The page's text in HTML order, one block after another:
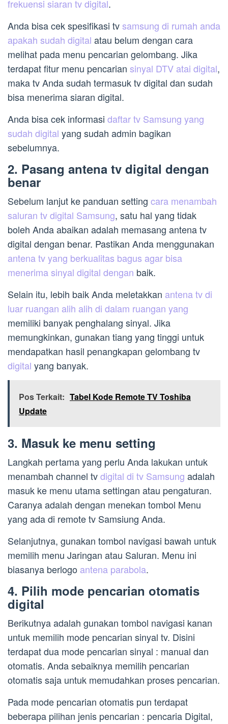
frekuensi siaran tv digital.
Anda bisa cek spesifikasi tvsamsung di rumah anda
apakah sudah digital atau belum dengan cara
melihat pada menu pencarian gelombang. Jika
terdapat fitur menu pencarian sinyal DTV atai digital,
maka tv Anda sudah termasuk tv digital dan sudah
bisa menerima siaran digital.
Anda bisa cek informasi daftar tv Samsung yang
sudah digital yang sudah admin bagikan
sebelumnya.
2. Pasang antena tv digital dengan
benar
Sebelum lanjut ke panduan setting cara menambah
saluran tv digital Samsung, satu hal yang tidak
boleh Anda abaikan adalah memasang antena tv
digital dengan benar. Pastikan Anda menggunakan
antena tv yang berkualitas bagus agar bisa
menerima sinyal digital dengan baik.
Selain itu, lebih baik Anda meletakkan antena tv di
luar ruangan alih alih di dalam ruangan yang
memiliki banyak penghalang sinyal. Jika
memungkinkan, gunakan tiang yang tinggi untuk
mendapatkan hasil penangkapan gelombang tv
digital yang banyak.
Pos Terkait: Tabel Kode Remote TV Toshiba
Update
3. Masuk ke menu setting
Langkah pertama yang perlu Anda lakukan untuk
menambah channel tvdigital di tv Samsung adalah
masuk ke menu utama settingan atau pengaturan.
Caranya adalah dengan menekan tombol Menu
yang ada di remote tv Samsiung Anda.
Selanjutnya, gunakan tombol navigasi bawah untuk
memilih menu Jaringan atau Saluran. Menu ini
biasanya berlogo antena parabola.
4. Pilih mode pencarian otomatis
digital
Berikutnya adalah gunakan tombol navigasi kanan
untuk memilih mode pencarian sinyal tv. Disini
terdapat dua mode pencarian sinyal : manual dan
otomatis. Anda sebaiknya memilih pencarian
otomatis saja untuk memudahkan proses pencarian.
Pada mode pencarian otomatis pun terdapat
beberapa pilihan jenis pencarian : pencaria Digital,